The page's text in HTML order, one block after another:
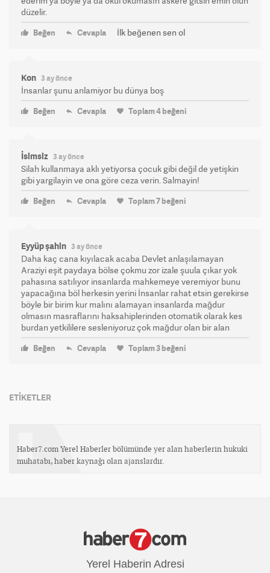
düzelir.
Beğen Cevapla İlk beğenen sen ol
Kon 3 ay önce
İnsanlar şunu anlamiyor bu dünya boş
Beğen Cevapla Toplam4beğeni
İsimsiz 3 ay önce
Silah kullanmaya aklı yetiyorsa çocuk gibi değil de yetişkin
gibi yargilayin ve ona göre ceza verin. Salmayin!
Beğen Cevapla Toplam7beğeni
Eyyüp şahin 3 ay önce
Daha kaç cana kıyılacak acaba Devlet anlaşılamayan
Araziyi eşit paydaya bölse çokmu zor izale şuula çıkar yok
pahasına satılıyor insanlarda mahkemeye veremiyor bunu
yapacağına böl herkesin yerini İnsanlar rahat etsin gerekirse
böyle bir birim kur malını alamayan insanlarda mağdur
olmasın masraflarını haksahiplerinden otomatik olarak kes
burdan yetkililere sesleniyoruz çok mağdur olan bir alan
Beğen Cevapla Toplam3beğeni
ETİKETLER
Haber7.com Yerel Haberler bölümünde yer alan haberlerin hukuki
muhatabı, haber kaynağı olan ajanslardır.
Yerel Haberin Adresi